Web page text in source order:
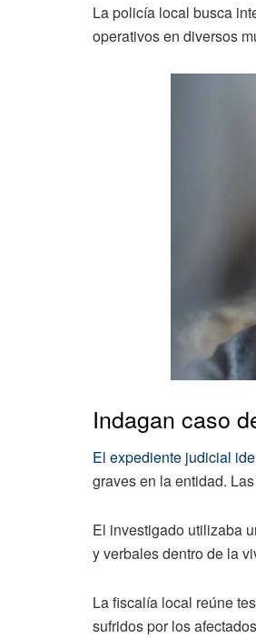
La policía local busca
operativos en diversos
Indagan caso
El expediente judicial
graves en la entidad.
El investigado utilizaba
y verbales dentro de la
La fiscalía local reúne
sufridos por los